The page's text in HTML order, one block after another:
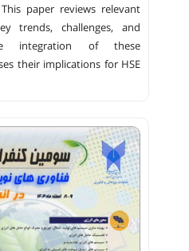
paper reviews relevant
trends, challenges, and
integration of these
their implications for HSE